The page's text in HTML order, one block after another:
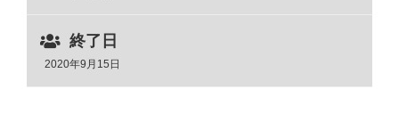
終了日
2020年9月15日